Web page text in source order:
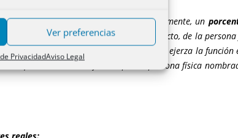
Ver preferencias
PrivacidadAviso Legal
que posea o controle, directa o indirectamente, un
ejerza el control, directo o indirecto, de la
o la persona en análoga situación que ejerza la función
que el control es ejercido por la persona física
reales: